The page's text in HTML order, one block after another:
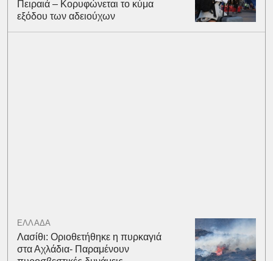
Πειραιά – Κορυφώνεται το κύμα
εξόδου των αδειούχων
ΕΛΛΑΔΑ
Λασίθι: Οριοθετήθηκε η πυρκαγιά
στα Αχλάδια- Παραμένουν